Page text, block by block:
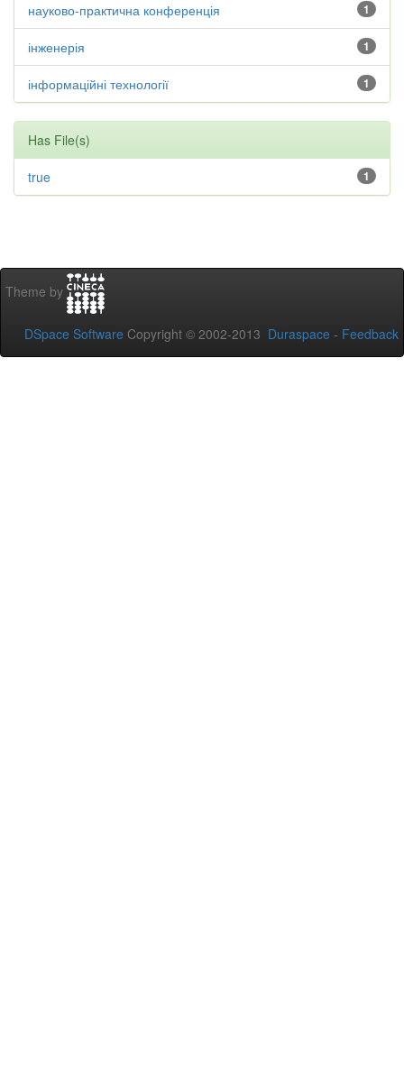
1
науково-практична конференція
1
інженерія
1
інформаційні технології
Has File(s)
1
true
Theme by
DSpace Software Copyright © 2002-2013 Duraspace - Feedback